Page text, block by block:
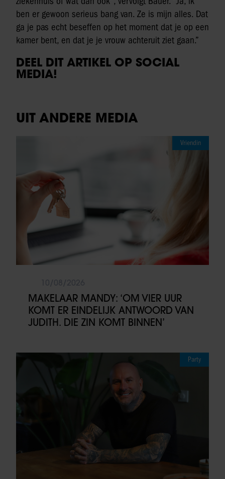
ben er gewoon serieus bang van. Ze is mijn alles. Dat
ga je pas echt beseffen op het moment dat je op een
kamer bent, en dat je je vrouw achteruit ziet gaan.”
DEEL DIT ARTIKEL OP SOCIAL
MEDIA!
UIT ANDERE MEDIA
Vriendin
MAKELAAR MANDY: ‘OM VIER UUR
KOMT ER EINDELIJK ANTWOORD VAN
JUDITH. DIE ZIN KOMT BINNEN’
Party